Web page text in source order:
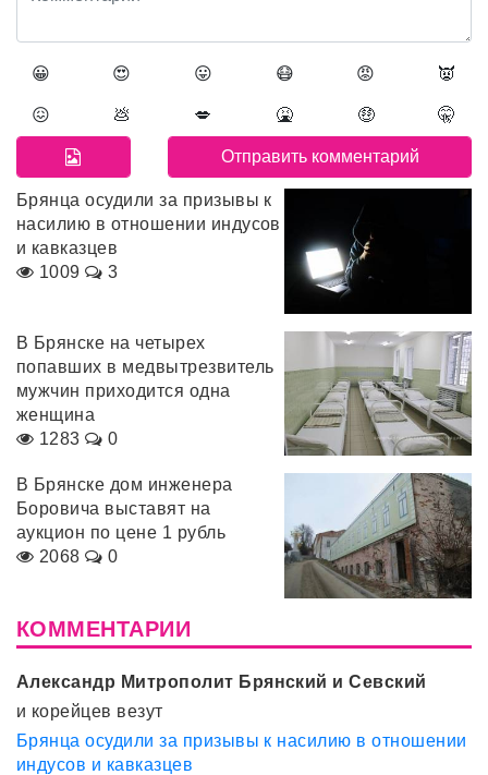
😀 😍 😛 😷 😡 👿
😖 💩 💋 🤮 🤑 🤫
Брянца осудили за призывы к
насилию в отношении индусов
и кавказцев
1009
3
В Брянске на четырех
попавших в медвытрезвитель
мужчин приходится одна
женщина
1283
0
В Брянске дом инженера
Боровича выставят на
аукцион по цене 1 рубль
2068
0
КОММЕНТАРИИ
Александр Митрополит Брянский и Севский
и корейцев везут
Брянца осудили за призывы к насилию в отношении
индусов и кавказцев